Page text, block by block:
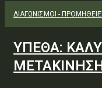
ΔΙΑΓΩΝΙΣΜΟΊ -
ΥΠΕΘΑ: